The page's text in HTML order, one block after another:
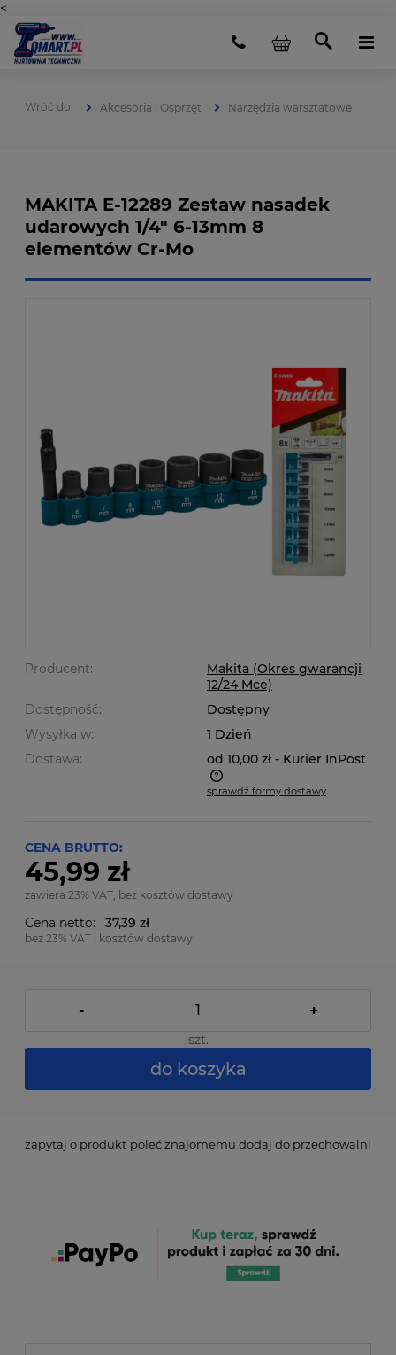
<
Akcesoria i Osprzęt Narzędzia warsztatowe
MAKITA E-12289 Zestaw nasadek
udarowych 1/4" 6-13mm 8
elementów Cr-Mo
Producent:
Makita (Okres gwarancji
12/24 Mce)
Dostępność:
Dostępny
Wysyłka w:
1 Dzień
Dostawa:
od 10,00 zł - Kurier InPost
Cena nie zawiera ewentualnych kosztów płatności
sprawdź formy dostawy
CENA BRUTTO:
45,99 zł
zawiera 23% VAT, bez kosztów dostawy
Cena netto: 37,39 zł
bez 23% VAT i kosztów dostawy
- +
szt.
do koszyka
zapytaj o produkt poleć znajomemu dodaj do przechowalni